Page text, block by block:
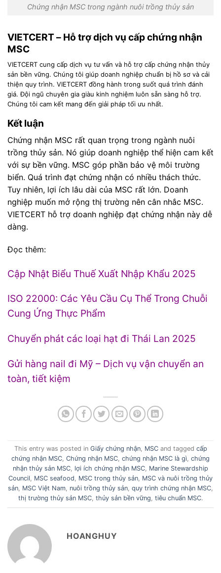
Chứng nhận MSC trong ngành nuôi trồng thủy sản
VIETCERT – Hỗ trợ dịch vụ cấp chứng nhận
MSC
VIETCERT cung cấp dịch vụ tư vấn và hỗ trợ cấp chứng nhận thủy
sản bền vững. Chúng tôi giúp doanh nghiệp chuẩn bị hồ sơ và cải
thiện quy trình. VIETCERT đồng hành trong suốt quá trình đánh
giá. Đội ngũ chuyên gia giàu kinh nghiệm luôn sẵn sàng hỗ trợ.
Chúng tôi cam kết mang đến giải pháp tối ưu nhất.
Kết luận
Chứng nhận MSC rất quan trọng trong ngành nuôi
trồng thủy sản. Nó giúp doanh nghiệp thể hiện cam kết
với sự bền vững. MSC góp phần bảo vệ môi trường
biển. Quá trình đạt chứng nhận có nhiều thách thức.
Tuy nhiên, lợi ích lâu dài của MSC rất lớn. Doanh
nghiệp muốn mở rộng thị trường nên cân nhắc MSC.
VIETCERT hỗ trợ doanh nghiệp đạt chứng nhận này dễ
dàng.
Đọc thêm:
Cập Nhật Biểu Thuế Xuất Nhập Khẩu 2025
ISO 22000: Các Yêu Cầu Cụ Thể Trong Chuỗi
Cung Ứng Thực Phẩm
Chuyển phát các loại hạt đi Thái Lan 2025
Gửi hàng nail đi Mỹ – Dịch vụ vận chuyển an
toàn, tiết kiệm
This entry was posted in Giấy chứng nhận, MSCand tagged cấp
chứng nhận MSC, Chứng nhận MSC, chứng nhận MSC là gì, chứng
nhận thủy sản MSC, lợi ích chứng nhận MSC, Marine Stewardship
Council, MSC seafood, MSC trong thủy sản, MSC và nuôi trồng thủy
sản, MSC Việt Nam, nuôi trồng thủy sản, quy trình chứng nhận MSC,
thị trường thủy sản MSC, thủy sản bền vững, tiêu chuẩn MSC.
HOANGHUY